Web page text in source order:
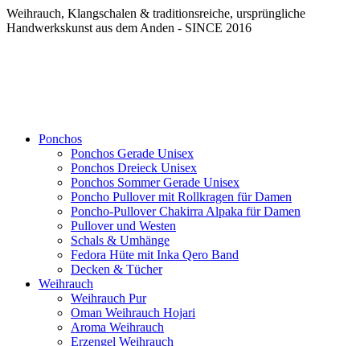
Weihrauch, Klangschalen & traditionsreiche, ursprüngliche
Handwerkskunst aus dem Anden - SINCE 2016
Ponchos
Ponchos Gerade Unisex
Ponchos Dreieck Unisex
Ponchos Sommer Gerade Unisex
Poncho Pullover mit Rollkragen für Damen
Poncho-Pullover Chakirra Alpaka für Damen
Pullover und Westen
Schals & Umhänge
Fedora Hüte mit Inka Qero Band
Decken & Tücher
Weihrauch
Weihrauch Pur
Oman Weihrauch Hojari
Aroma Weihrauch
Erzengel Weihrauch